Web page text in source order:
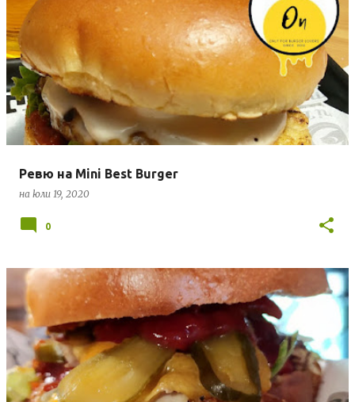
у
б
л
и
а
Ревю на Mini Best Burger
на юли 19, 2020
0